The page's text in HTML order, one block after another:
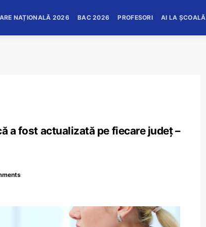
NAȚIONALĂ 2026 BAC 2026 PROFESORI AI LA ȘCOALĂ
a fost actualizată pe fiecare județ –